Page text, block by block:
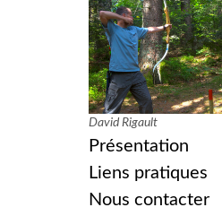
David Rigault
Présentation
Liens pratiques
Nous contacter